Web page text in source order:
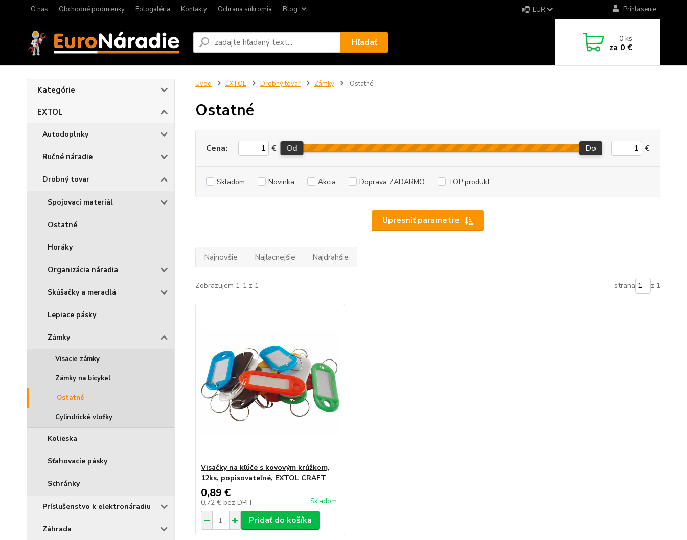
O nás Obchodné podmienky Fotogaléria Kontakty Ochrana súkromia Blog EUR Prihlásenie
Hľadať 0ks
za 0 €
Kategórie
EXTOL
Autodoplnky
Ručné náradie
Drobný tovar
Spojovací materiál
Ostatné
Horáky
Organizácia náradia
Skúšačky a meradlá
Lepiace pásky
Zámky
Visacie zámky
Zámky na bicykel
Ostatné
Cylindrické vložky
Kolieska
Sťahovacie pásky
Schránky
Príslušenstvo k elektronáradiu
Záhrada
Úvod EXTOL Drobný tovar Zámky Ostatné
Ostatné
Upresniť parametre
Cena: € Od Do €
Skladom Novinka Akcia Doprava ZADARMO TOP produkt
Najnovšie Najlacnejšie Najdrahšie
Zobrazujem 1-1 z 1 strana z 1
Visačky na kľúče s kovovým krúžkom,
12ks, popisovateľné, EXTOL CRAFT
0,89 €
0,72 € bez DPH Skladom
Pridať do košíka